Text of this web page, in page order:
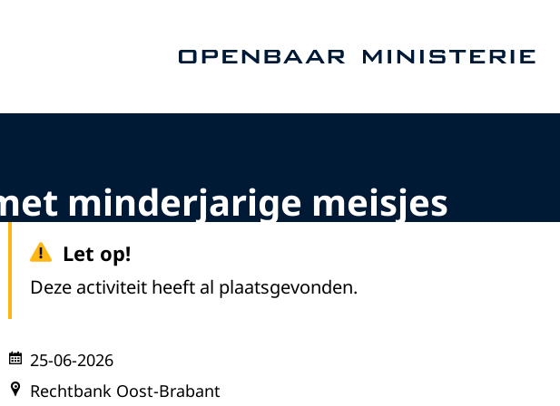
minderjarige meisjes
Let op!
Deze activiteit heeft al plaatsgevonden.
25-06-2026
Rechtbank Oost-Brabant